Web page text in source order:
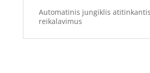
Automatinis jungiklis atitinkantis
reikalavimus